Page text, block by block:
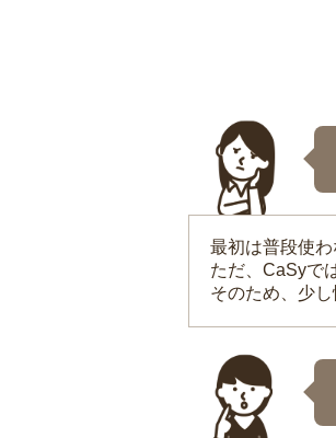
最初は普段使
ただ、CaSyで
そのため、少